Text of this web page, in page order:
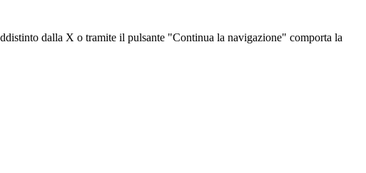
dalla X o tramite il pulsante "Continua la navigazione" comporta la